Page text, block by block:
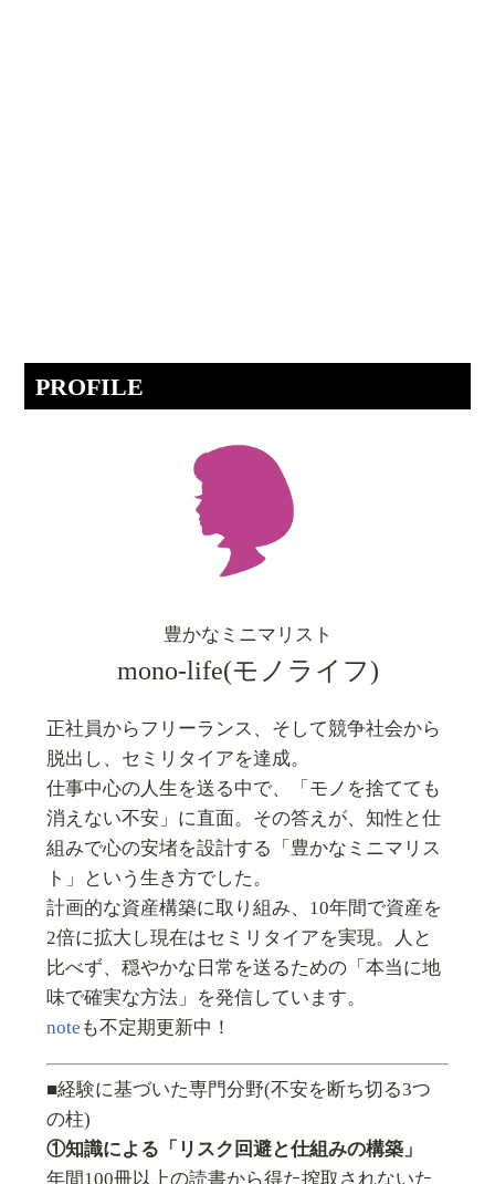
PROFILE
豊かなミニマリスト
mono-life(モノライフ)
正社員からフリーランス、そして競争社会から
脱出し、セミリタイアを達成。
仕事中心の人生を送る中で、「モノを捨てても
消えない不安」に直面。その答えが、知性と仕
組みで心の安堵を設計する「豊かなミニマリス
ト」という生き方でした。
計画的な資産構築に取り組み、10年間で資産を
2倍に拡大し現在はセミリタイアを実現。人と
比べず、穏やかな日常を送るための「本当に地
味で確実な方法」を発信しています。
note も不定期更新中！
■経験に基づいた専門分野(不安を断ち切る3つ
の柱)
①知識による「リスク回避と仕組みの構築」
年間100冊以上の読書から得た搾取されないた